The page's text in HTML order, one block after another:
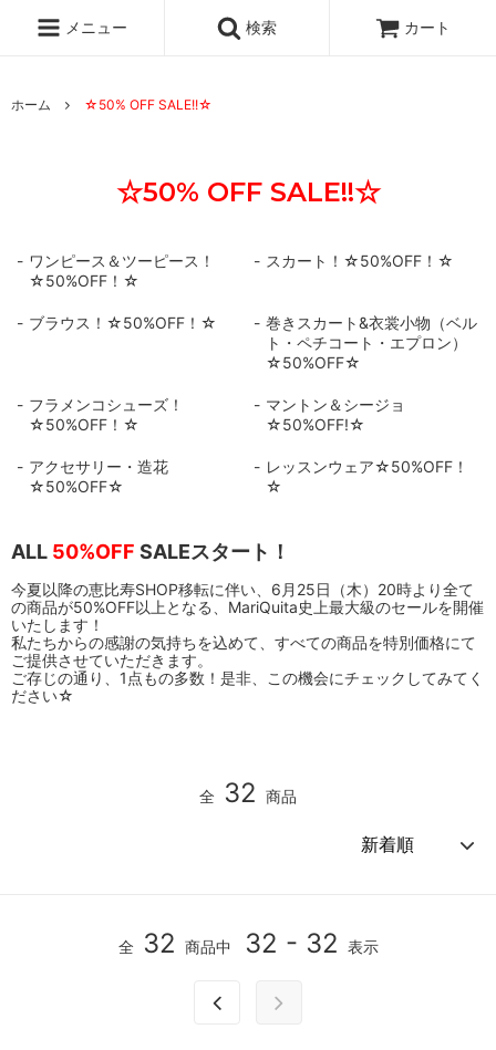
メニュー 検索 カート
ホーム ☆50% OFF SALE!!☆
☆50% OFF SALE!!☆
ワンピース＆ツーピース！
☆50%OFF！☆
スカート！☆50%OFF！☆
ブラウス！☆50%OFF！☆
巻きスカート&衣裳小物（ベル
ト・ペチコート・エプロン）
☆50%OFF☆
フラメンコシューズ！
☆50%OFF！☆
マントン＆シージョ
☆50%OFF!☆
アクセサリー・造花
☆50%OFF☆
レッスンウェア☆50%OFF！
☆
ALL 50%OFF SALEスタート！
今夏以降の恵比寿SHOP移転に伴い、6月25日（木）20時より全て
の商品が50%OFF以上となる、MariQuita史上最大級のセールを開催
いたします！
私たちからの感謝の気持ちを込めて、すべての商品を特別価格にて
ご提供させていただきます。
ご存じの通り、1点もの多数！是非、この機会にチェックしてみてく
ださい☆
全 32 商品
全 32 商品中 32 - 32 表示